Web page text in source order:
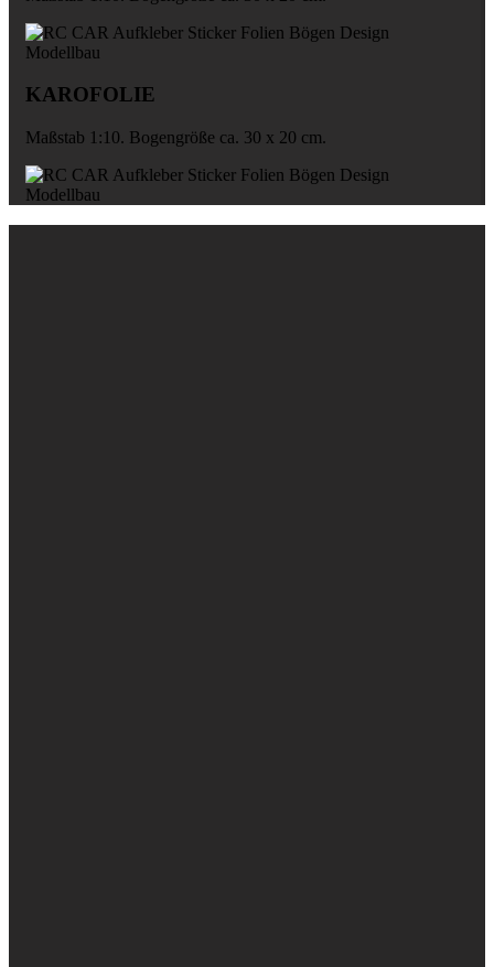
KAROFOLIE
Maßstab 1:10. Bogengröße ca. 30 x 20 cm.